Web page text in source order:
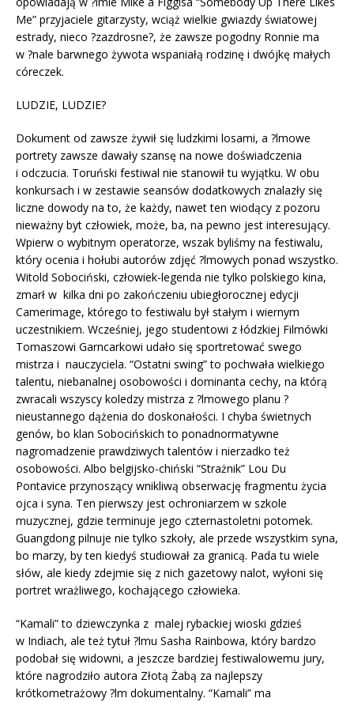
Me” przyjaciele gitarzysty, wciąż wielkie gwiazdy światowej
estrady, nieco ?zazdrosne?, że zawsze pogodny Ronnie ma
w ?nale barwnego żywota wspaniałą rodzinę i dwójkę małych
córeczek.
LUDZIE, LUDZIE?
Dokument od zawsze żywił się ludzkimi losami, a ?lmowe
portrety zawsze dawały szansę na nowe doświadczenia
i odczucia. Toruński festiwal nie stanowił tu wyjątku. W obu
konkursach i w zestawie seansów dodatkowych znalazły się
liczne dowody na to, że każdy, nawet ten wiodący z pozoru
nieważny byt człowiek, może, ba, na pewno jest interesujący.
Wpierw o wybitnym operatorze, wszak byliśmy na festiwalu,
który ocenia i hołubi autorów zdjęć ?lmowych ponad wszystko.
Witold Sobociński, człowiek-legenda nie tylko polskiego kina,
zmarł w kilka dni po zakończeniu ubiegłorocznej edycji
Camerimage, którego to festiwalu był stałym i wiernym
uczestnikiem. Wcześniej, jego studentowi z łódzkiej Filmówki
Tomaszowi Garncarkowi udało się sportretować swego
mistrza i nauczyciela. “Ostatni swing” to pochwała wielkiego
talentu, niebanalnej osobowości i dominanta cechy, na którą
zwracali wszyscy koledzy mistrza z ?lmowego planu ?
nieustannego dążenia do doskonałości. I chyba świetnych
genów, bo klan Sobocińskich to ponadnormatywne
nagromadzenie prawdziwych talentów i nierzadko też
osobowości. Albo belgijsko-chiński “Strażnik” Lou Du
Pontavice przynoszący wnikliwą obserwację fragmentu życia
ojca i syna. Ten pierwszy jest ochroniarzem w szkole
muzycznej, gdzie terminuje jego czternastoletni potomek.
Guangdong pilnuje nie tylko szkoły, ale przede wszystkim syna,
bo marzy, by ten kiedyś studiował za granicą. Pada tu wiele
słów, ale kiedy zdejmie się z nich gazetowy nalot, wyłoni się
portret wrażliwego, kochającego człowieka.
“Kamali” to dziewczynka z malej rybackiej wioski gdzieś
w Indiach, ale też tytuł ?lmu Sasha Rainbowa, który bardzo
podobał się widowni, a jeszcze bardziej festiwalowemu jury,
które nagrodziło autora Złotą Żabą za najlepszy
krótkometrażowy ?lm dokumentalny. “Kamali” ma